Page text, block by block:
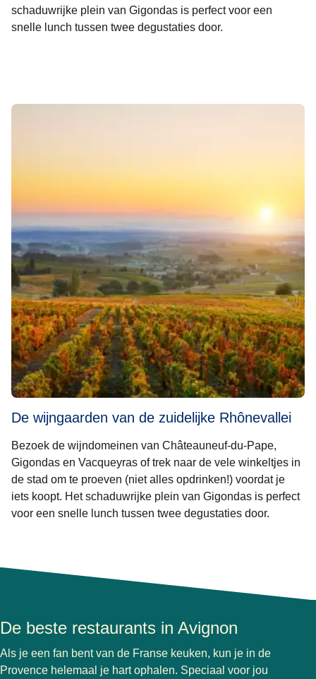
schaduwrijke plein van Gigondas is perfect voor een
snelle lunch tussen twee degustaties door.
De wijngaarden van de zuidelijke Rhônevallei
Bezoek de wijndomeinen van Châteauneuf-du-Pape,
Gigondas en Vacqueyras of trek naar de vele winkeltjes in
de stad om te proeven (niet alles opdrinken!) voordat je
iets koopt. Het schaduwrijke plein van Gigondas is perfect
voor een snelle lunch tussen twee degustaties door.
De beste restaurants in Avignon
Als je een fan bent van de Franse keuken, kun je in de
Provence helemaal je hart ophalen. Speciaal voor jou